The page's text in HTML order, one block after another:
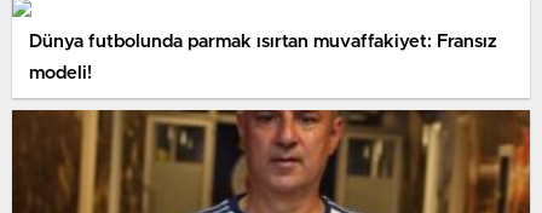
Dünya futbolunda parmak ısırtan muvaffakiyet: Fransız
modeli!